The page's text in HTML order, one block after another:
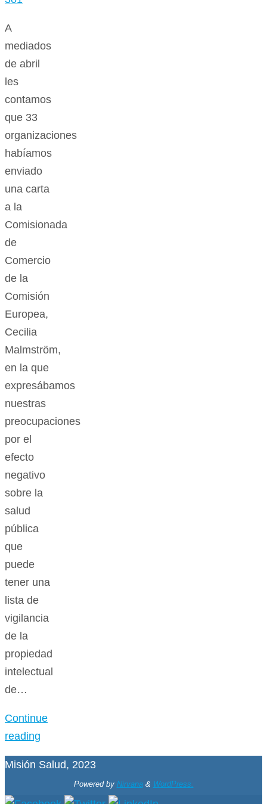
A
mediados
de abril
les
contamos
que 33
organizaciones
habíamos
enviado
una carta
a la
Comisionada
de
Comercio
de la
Comisión
Europea,
Cecilia
Malmström,
en la que
expresábamos
nuestras
preocupaciones
por el
efecto
negativo
sobre la
salud
pública
que
puede
tener una
lista de
vigilancia
de la
propiedad
intelectual
de…
Continue
reading
Misión Salud, 2023
Powered by Nirvana& WordPress.